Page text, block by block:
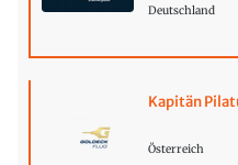
Deutschland
Kapitän
Österreich